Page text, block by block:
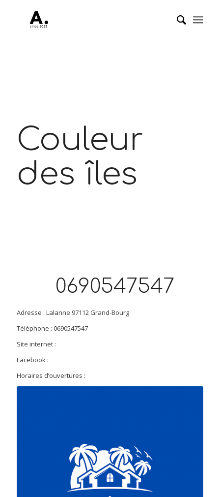
Couleur
des îles
0690547547
Adresse : Lalanne 97112 Grand-Bourg
Téléphone : 0690547547
Site internet :
Facebook :
Horaires d’ouvertures :